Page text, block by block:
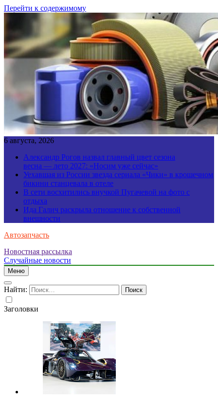
Перейти к содержимому
6 августа, 2026
Александр Рогов назвал главный цвет сезона
весна — лето 2027: «Носим уже сейчас»
Уехавшая из России звезда сериала «Чики» в крошечном
бикини станцевала в отеле
В сети восхитились внучкой Пугачевой на фото с
отдыха
Ида Галич раскрыла отношение к собственной
внешности
Автозапчасть
Новостная рассылка
Случайные новости
Меню
Найти:
Заголовки